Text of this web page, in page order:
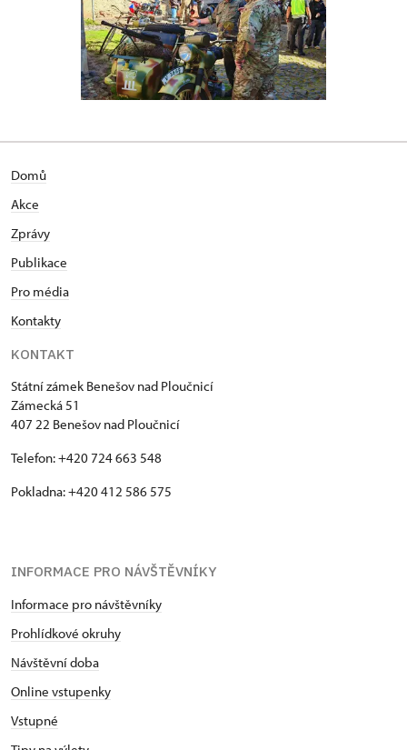
Domů
Akce
Zprávy
Publikace
Pro média
Kontakty
KONTAKT
Státní zámek Benešov nad Ploučnicí
Zámecká 51
407 22 Benešov nad Ploučnicí
Telefon: +420 724 663 548
Pokladna: +420 412 586 575
INFORMACE PRO NÁVŠTĚVNÍKY
Informace pro návštěvníky
Prohlídkové okruhy
Návštěvní doba
Online vstupenky
Vstupné